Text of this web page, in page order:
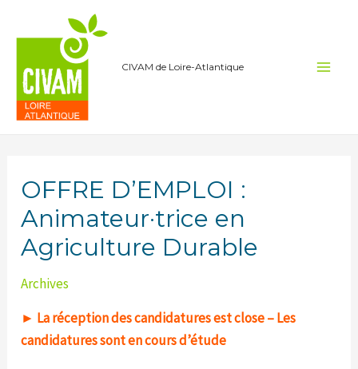
CIVAM de Loire-Atlantique
OFFRE D’EMPLOI :
Animateur·trice en
Agriculture Durable
Archives
► La réception des candidatures est close – Les
candidatures sont en cours d’étude